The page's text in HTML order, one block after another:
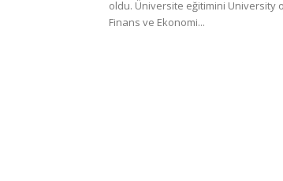
oldu. Üniversite eğitimini University
Finans ve Ekonomi...